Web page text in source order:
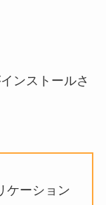
ンストールさ
ケーション